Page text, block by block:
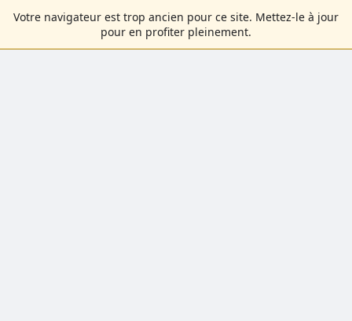
Votre navigateur est trop ancien pour ce site. Mettez-le à jour
pour en profiter pleinement.